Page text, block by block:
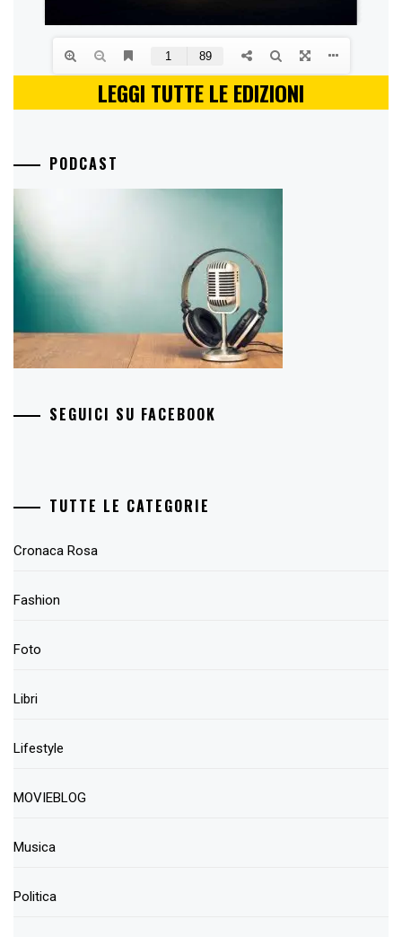
LEGGI TUTTE LE EDIZIONI
PODCAST
SEGUICI SU FACEBOOK
TUTTE LE CATEGORIE
Cronaca Rosa
Fashion
Foto
Libri
Lifestyle
MOVIEBLOG
Musica
Politica